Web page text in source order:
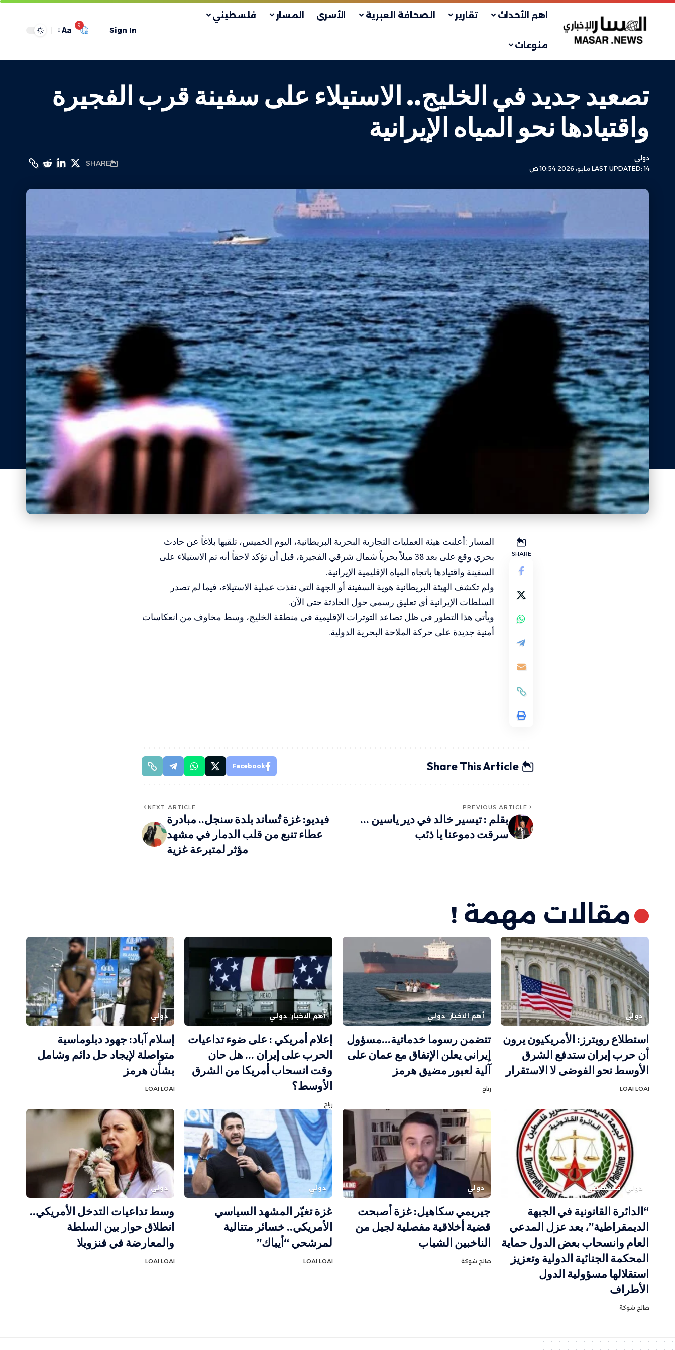
اهم الأحداث تقارير الصحافة العبرية الأسرى المسار فلسطيني
منوعات
Sign In
9
Aa
تصعيد جديد في الخليج.. الاستيلاء على سفينة قرب الفجيرة
واقتيادها نحو المياه الإيرانية
LAST UPDATED: 14 مايو، 2026 10:54 ص
دولي
SHARE
SHARE
المسار :أعلنت هيئة العمليات التجارية البحرية البريطانية، اليوم الخميس، تلقيها بلاغاً عن حادث
بحري وقع على بعد 38 ميلاً بحرياً شمال شرقي الفجيرة، قبل أن تؤكد لاحقاً أنه تم الاستيلاء على
السفينة واقتيادها باتجاه المياه الإقليمية الإيرانية.
ولم تكشف الهيئة البريطانية هوية السفينة أو الجهة التي نفذت عملية الاستيلاء، فيما لم تصدر
السلطات الإيرانية أي تعليق رسمي حول الحادثة حتى الآن.
ويأتي هذا التطور في ظل تصاعد التوترات الإقليمية في منطقة الخليج، وسط مخاوف من انعكاسات
أمنية جديدة على حركة الملاحة البحرية الدولية.
Share This Article
Facebook
PREVIOUS ARTICLE
بقلم : تيسير خالد في دير ياسين …
سرقت دموعنا يا ذئب
NEXT ARTICLE
فيديو: غزة تُساند بلدة سنجل.. مبادرة
عطاء تنبع من قلب الدمار في مشهد
مؤثر لمتبرعة غزية
مقالات مهمة !
دولي
استطلاع رويترز: الأمريكيون يرون
أن حرب إيران ستدفع الشرق
الأوسط نحو الفوضى لا الاستقرار
LOAI LOAI
أهم الاخبار دولي
تتضمن رسوما خدماتية…مسؤول
إيراني يعلن الإتفاق مع عمان على
آلية لعبور مضيق هرمز
رباح
أهم الاخبار دولي
إعلام أمريكي : على ضوء تداعيات
الحرب على إيران … هل حان
وقت انسحاب أمريكا من الشرق
الأوسط؟
رباح
دولي
إسلام آباد: جهود دبلوماسية
متواصلة لإيجاد حل دائم وشامل
بشأن هرمز
LOAI LOAI
دولي فلسطيني
“الدائرة القانونية في الجبهة
الديمقراطية”، بعد عزل المدعي
العام وانسحاب بعض الدول حماية
المحكمة الجنائية الدولية وتعزيز
استقلالها مسؤولية الدول
الأطراف
صالح شوكة
دولي
جيريمي سكاهيل: غزة أصبحت
قضية أخلاقية مفصلية لجيل من
الناخبين الشباب
صالح شوكة
دولي
غزة تغيّر المشهد السياسي
الأمريكي.. خسائر متتالية
لمرشحي “أيباك”
LOAI LOAI
دولي
وسط تداعيات التدخل الأمريكي..
انطلاق حوار بين السلطة
والمعارضة في فنزويلا
LOAI LOAI